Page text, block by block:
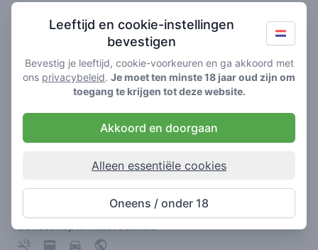
Coffeeshops in de buurt
Coffeeshop in Hellevoetsluis
Leeftijd en cookie-instellingen
bevestigen
Bevestig je leeftijd, cookie-voorkeuren en ga akkoord met
ons privacybeleid. Je moet ten minste 18 jaar oud zijn om
toegang te krijgen tot deze website.
Akkoord en doorgaan
Alleen essentiële cookies
Oneens / onder 18